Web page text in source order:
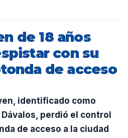
de 18 años
con su
de acceso
identificado como
perdió el control
de acceso a la ciudad